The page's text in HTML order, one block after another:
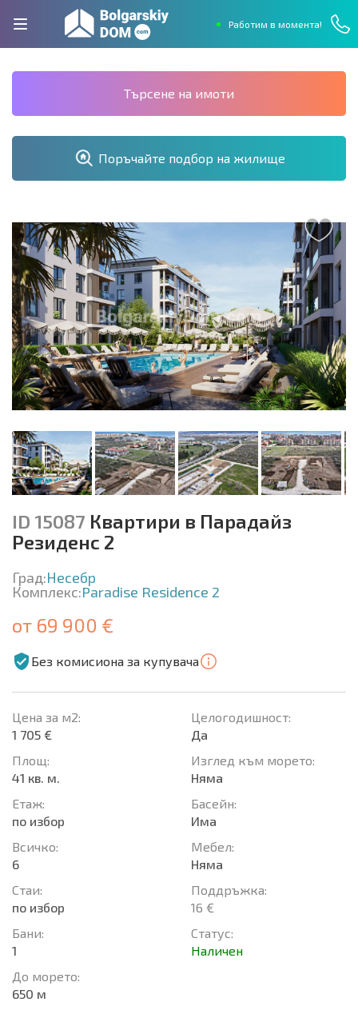
Работим в момента!
Търсене на имоти
Поръчайте подбор на жилище
ID 15087 Квартири в Парадайз
Резиденс 2
Град:Несебр
Комплекс:Paradise Residence 2
от 69 900 €
Без комисиона за купувача
Цена за м2:
1 705 €
Площ:
41 кв. м.
Етаж:
по избор
Всичко:
6
Стаи:
по избор
Бани:
1
До морето:
650 м
Целогодишност:
Да
Изглед към морето:
Няма
Басейн:
Има
Мебел:
Няма
Поддръжка:
16 €
Статус:
Наличен